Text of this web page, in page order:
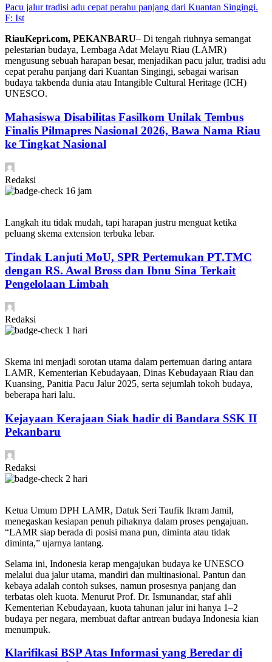
Pacu jalur tradisi adu cepat perahu panjang dari Kuantan Singingi.
F: Ist
RiauKepri.com, PEKANBARU– Di tengah riuhnya semangat
pelestarian budaya, Lembaga Adat Melayu Riau (LAMR)
mengusung sebuah harapan besar, menjadikan pacu jalur, tradisi adu
cepat perahu panjang dari Kuantan Singingi, sebagai warisan
budaya takbenda dunia atau Intangible Cultural Heritage (ICH)
UNESCO.
Mahasiswa Disabilitas Fasilkom Unilak Tembus
Finalis Pilmapres Nasional 2026, Bawa Nama Riau
ke Tingkat Nasional
Redaksi
16 jam
Langkah itu tidak mudah, tapi harapan justru menguat ketika
peluang skema extension terbuka lebar.
Tindak Lanjuti MoU, SPR Pertemukan PT.TMC
dengan RS. Awal Bross dan Ibnu Sina Terkait
Pengelolaan Limbah
Redaksi
1 hari
Skema ini menjadi sorotan utama dalam pertemuan daring antara
LAMR, Kementerian Kebudayaan, Dinas Kebudayaan Riau dan
Kuansing, Panitia Pacu Jalur 2025, serta sejumlah tokoh budaya,
beberapa hari lalu.
Kejayaan Kerajaan Siak hadir di Bandara SSK II
Pekanbaru
Redaksi
2 hari
Ketua Umum DPH LAMR, Datuk Seri Taufik Ikram Jamil,
menegaskan kesiapan penuh pihaknya dalam proses pengajuan.
“LAMR siap berada di posisi mana pun, diminta atau tidak
diminta,” ujarnya lantang.
Selama ini, Indonesia kerap mengajukan budaya ke UNESCO
melalui dua jalur utama, mandiri dan multinasional. Pantun dan
kebaya adalah contoh sukses, namun prosesnya panjang dan
terbatas oleh kuota. Menurut Prof. Dr. Ismunandar, staf ahli
Kementerian Kebudayaan, kuota tahunan jalur ini hanya 1–2
budaya per negara, membuat daftar antrean budaya Indonesia kian
menumpuk.
Klarifikasi BSP Atas Informasi yang Beredar di